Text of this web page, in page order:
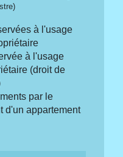
à l'usage
à l'usage
(droit de
par le
d'un appartement